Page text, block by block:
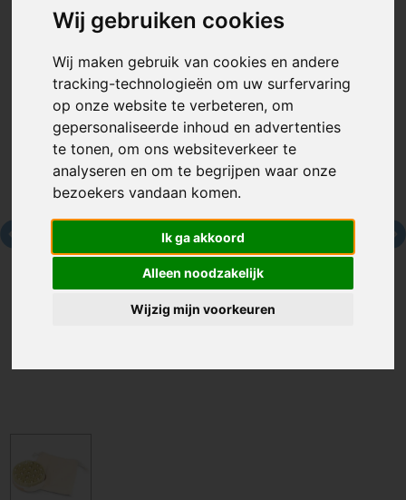
Wij gebruiken cookies
Wij maken gebruik van cookies en andere
tracking-technologieën om uw surfervaring
op onze website te verbeteren, om
gepersonaliseerde inhoud en advertenties
te tonen, om ons websiteverkeer te
analyseren en om te begrijpen waar onze
bezoekers vandaan komen.
Ik ga akkoord
Alleen noodzakelijk
Wijzig mijn voorkeuren
Artikelnummer:330386